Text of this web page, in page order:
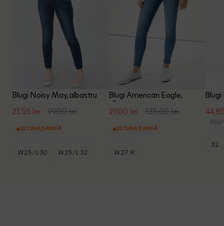
Blugi Noisy May, albastru
21.55 lei 99.00 lei
ULTIMA ȘANSĂ
W25/L30 W25/L32
Blugi American Eagle,
albastru
29.00 lei 135.00 lei
ULTIMA ȘANSĂ
W27 R
Blugi
32